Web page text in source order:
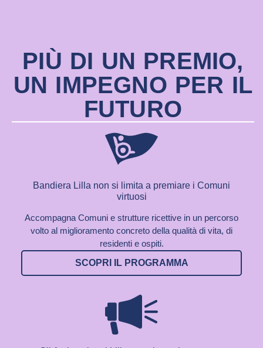
PIÙ DI UN PREMIO,
UN IMPEGNO PER IL
FUTURO
Bandiera Lilla non si limita a premiare i Comuni
virtuosi
Accompagna Comuni e strutture ricettive in un percorso
volto al miglioramento concreto della qualità di vita, di
residenti e ospiti.
SCOPRI IL PROGRAMMA